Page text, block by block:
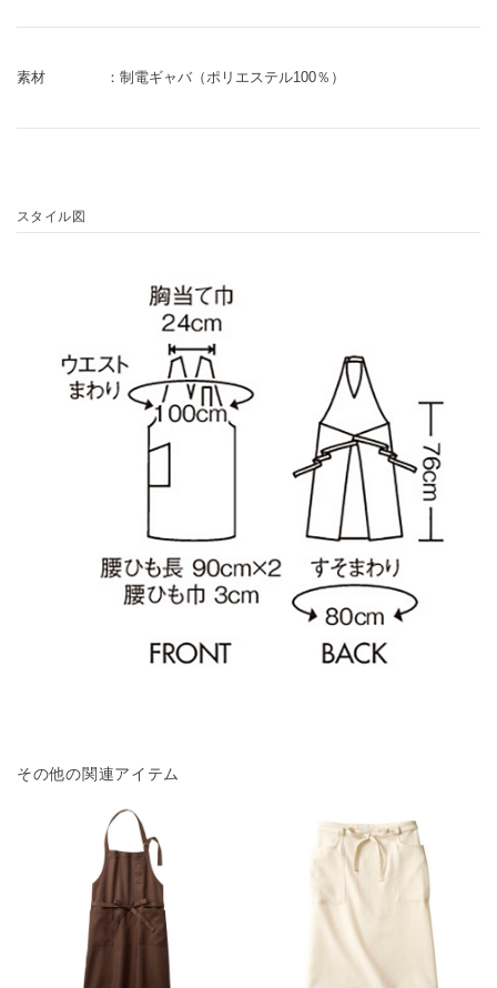
素材 制電ギャバ（ポリエステル100％）
スタイル図
その他の関連アイテム